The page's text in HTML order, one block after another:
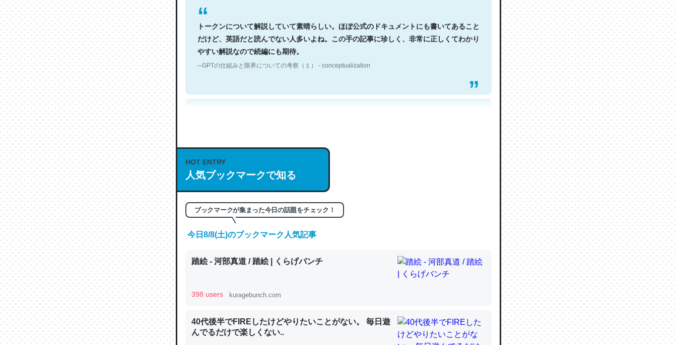
トークンについて解説していて素晴らしい。ほぼ公式のドキュメントにも書いてあること
だけど、英語だと読んでない人多いよね。この手の記事に珍しく、非常に正しくてわかり
やすい解説なので続編にも期待。
─GPTの仕組みと限界についての考察（１） - conceptualization
─GPTの仕組みと限界についての考察（１） - conceptualization
これは良記事。32768トークンだと英語小説100ページ分くらい。小説でいう「ずっと前
の伏線」は回収されないけど、短期記憶というには多い分量。進化すればするほど分かり
やすく強くなりそう
の600分の1程度。
─ニュース :: 【研究発表】昆虫学の大問題＝「昆虫はなぜ海にいないのか」に関する新仮説
HOT ENTRY
人気ブックマークで知る
ブックマークが集まった今日の話題をチェック！
今日8/8(土)のブックマーク人気記事
踏絵 - 河部真道 / 踏絵 | くらげバンチ
398 users kuragebunch.com
40代後半でFIREしたけどやりたいことがない。 毎日遊
んでるだけで楽しくない..